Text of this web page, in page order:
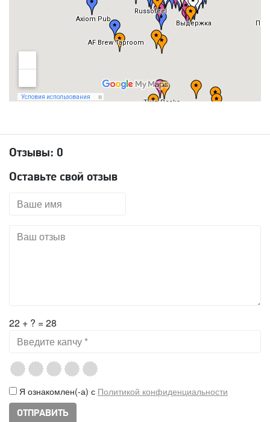
Отзывы: 0
Оставьте свой отзыв
22 + ? = 28
Я ознакомлен(-а) с Политикой конфиденциальности